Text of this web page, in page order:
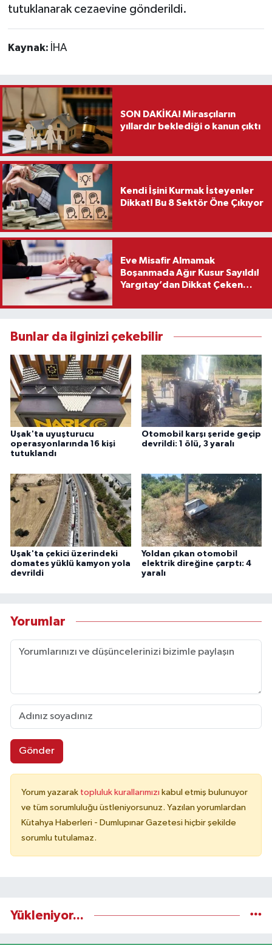
tutuklanarak cezaevine gönderildi.
Kaynak: İHA
SON DAKİKA! Mirasçıların
yıllardır beklediği o kanun çıktı
Kendi İşini Kurmak İsteyenler
Dikkat! Bu 8 Sektör Öne Çıkıyor
Eve Misafir Almamak
Boşanmada Ağır Kusur Sayıldı!
Yargıtay’dan Dikkat Çeken
Bunlar da ilginizi çekebilir
Uşak'ta uyuşturucu
operasyonlarında 16 kişi
tutuklandı
Otomobil karşı şeride geçip
devrildi: 1 ölü, 3 yaralı
Uşak'ta çekici üzerindeki
domates yüklü kamyon yola
devrildi
Yoldan çıkan otomobil
elektrik direğine çarptı: 4
yaralı
Yorumlar
Gönder
Yorum yazarak topluluk kurallarımızı kabul etmiş bulunuyor
ve tüm sorumluluğu üstleniyorsunuz. Yazılan yorumlardan
Kütahya Haberleri - Dumlupınar Gazetesi hiçbir şekilde
sorumlu tutulamaz.
Yükleniyor...